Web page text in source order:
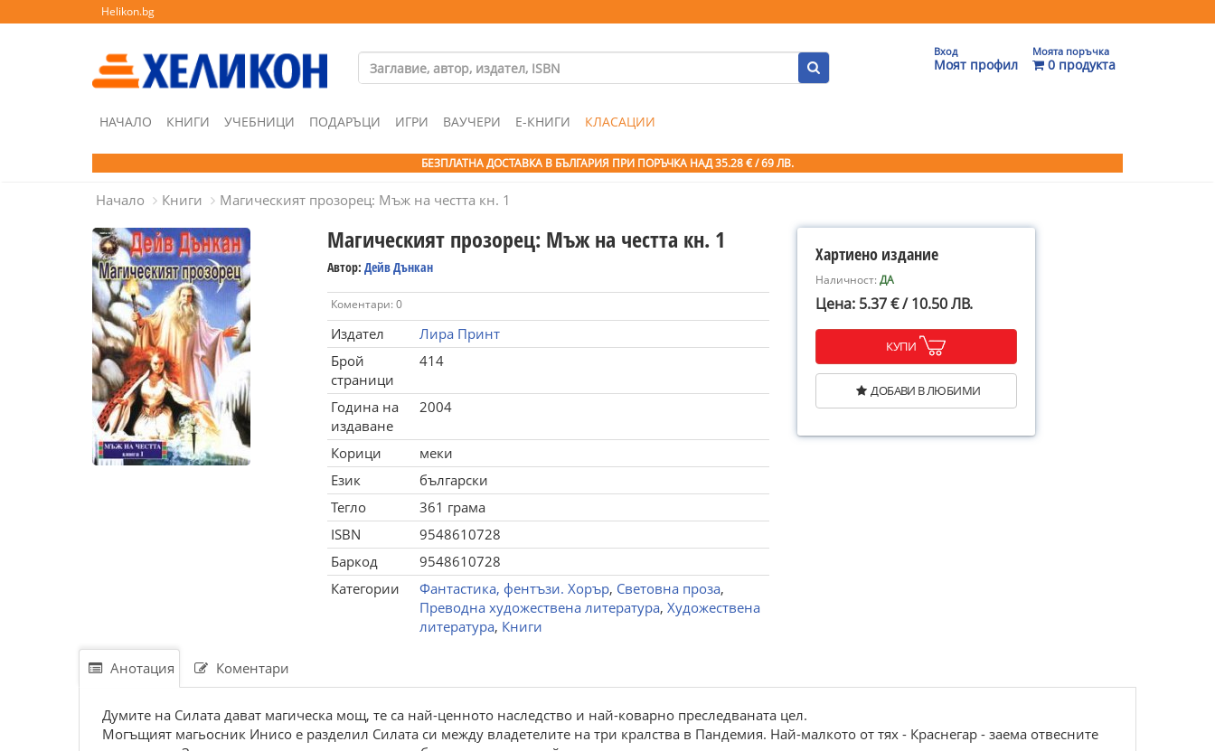
Helikon.bg
Вход
Моят профил
Моята поръчка
0 продукта
НАЧАЛО КНИГИ УЧЕБНИЦИ ПОДАРЪЦИ ИГРИ ВАУЧЕРИ Е-КНИГИ КЛАСАЦИИ
БЕЗПЛАТНА ДОСТАВКА В БЪЛГАРИЯ ПРИ ПОРЪЧКА НАД 35.28 € / 69 ЛВ.
Начало Книги Магическият прозорец: Мъж на честта кн. 1
Магическият прозорец: Мъж на честта кн. 1
Автор: Дейв Дънкан
Коментари: 0
Издател
Лира Принт
Брой
страници
414
Година на
издаване
2004
Корици
меки
Език
български
Тегло
361 грама
ISBN
9548610728
Баркод
9548610728
Категории
Фантастика, фентъзи. Хорър, Световна проза,
Преводна художествена литература, Художествена
литература, Книги
Хартиено издание
Наличност:ДА
Цена: 5.37 € / 10.50 ЛВ.
КУПИ
ДОБАВИ В ЛЮБИМИ
Анотация Коментари
Думите на Силата дават магическа мощ, те са най-ценното наследство и най-коварно преследваната цел.
Могъщият магьосник Инисо е разделил Силата си между владетелите на три кралства в Пандемия. Най-малкото от тях - Краснегар - заема отвесните